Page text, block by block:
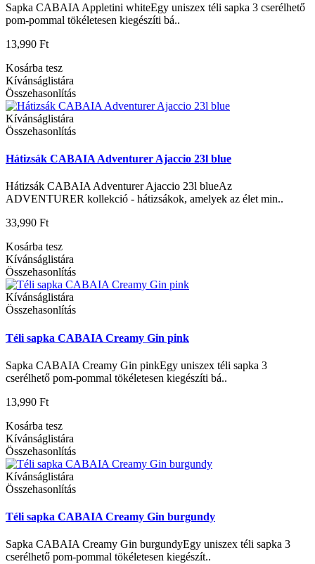
Sapka CABAIA Appletini whiteEgy uniszex téli sapka 3 cserélhető
pom-pommal tökéletesen kiegészíti bá..
13,990 Ft
Kosárba tesz
Kívánságlistára
Összehasonlítás
Kívánságlistára
Összehasonlítás
Hátizsák CABAIA Adventurer Ajaccio 23l blue
Hátizsák CABAIA Adventurer Ajaccio 23l blueAz
ADVENTURER kollekció - hátizsákok, amelyek az élet min..
33,990 Ft
Kosárba tesz
Kívánságlistára
Összehasonlítás
Kívánságlistára
Összehasonlítás
Téli sapka CABAIA Creamy Gin pink
Sapka CABAIA Creamy Gin pinkEgy uniszex téli sapka 3
cserélhető pom-pommal tökéletesen kiegészíti bá..
13,990 Ft
Kosárba tesz
Kívánságlistára
Összehasonlítás
Kívánságlistára
Összehasonlítás
Téli sapka CABAIA Creamy Gin burgundy
Sapka CABAIA Creamy Gin burgundyEgy uniszex téli sapka 3
cserélhető pom-pommal tökéletesen kiegészít..